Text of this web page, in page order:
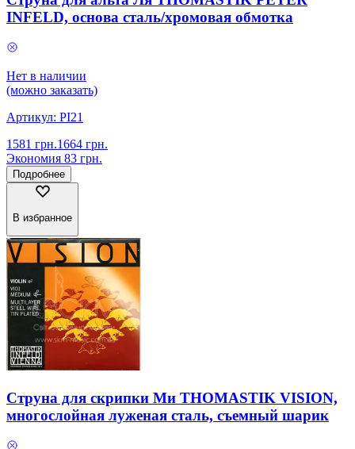
INFELD, основа сталь/хромовая обмотка
Нет в наличии
(можно заказать)
Артикул: PI21
1581 грн.1664 грн.
Экономия 83 грн.
Подробнее
В избранное
Струна для скрипки Ми THOMASTIK VISION,
многослойная луженая сталь, съемный шарик